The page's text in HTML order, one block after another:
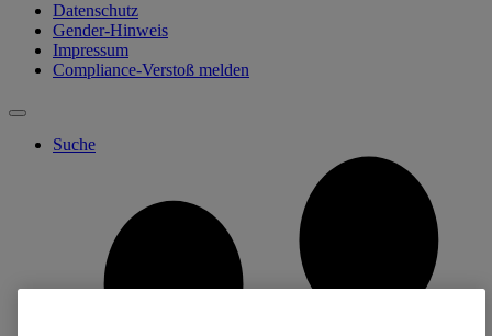
Datenschutz
Gender-Hinweis
Impressum
Compliance-Verstoß melden
Suche